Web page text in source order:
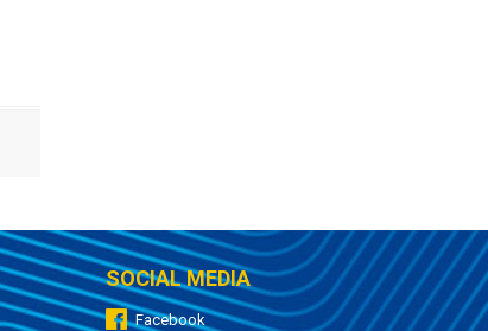
SOCIAL MEDIA
Facebook